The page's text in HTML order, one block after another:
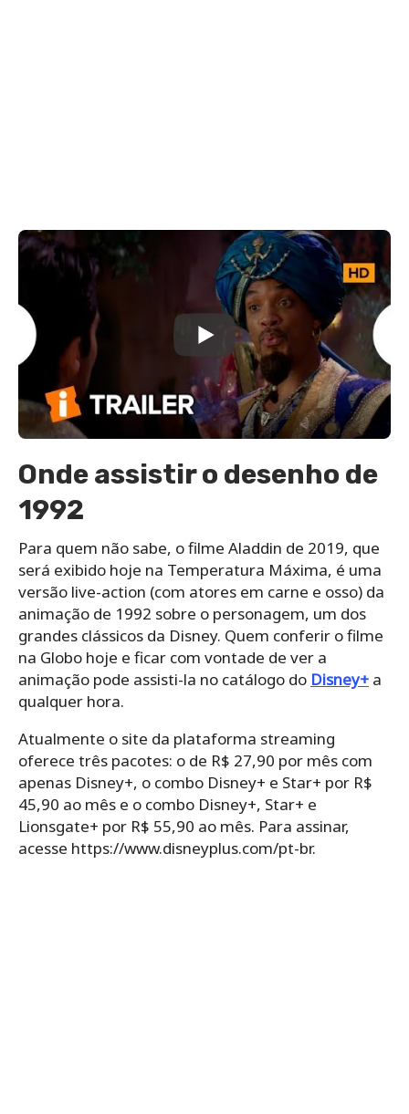
Onde assistir o desenho de
1992
Para quem não sabe, o filme Aladdin de 2019, que
será exibido hoje na Temperatura Máxima, é uma
versão live-action (com atores em carne e osso) da
animação de 1992 sobre o personagem, um dos
grandes clássicos da Disney. Quem conferir o filme
na Globo hoje e ficar com vontade de ver a
animação pode assisti-la no catálogo do Disney+ a
qualquer hora.
Atualmente o site da plataforma streaming
oferece três pacotes: o de R$ 27,90 por mês com
apenas Disney+, o combo Disney+ e Star+ por R$
45,90 ao mês e o combo Disney+, Star+ e
Lionsgate+ por R$ 55,90 ao mês. Para assinar,
acesse https://www.disneyplus.com/pt-br.